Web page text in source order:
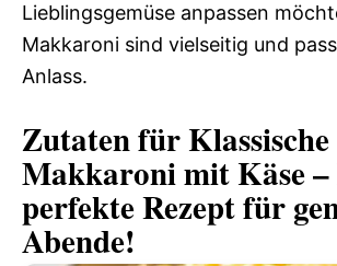
Lieblingsgemüse anpassen
Makkaroni sind vielseitig und
Anlass.
Zutaten für Klassische
Makkaroni mit Käse –
perfekte Rezept für
Abende!